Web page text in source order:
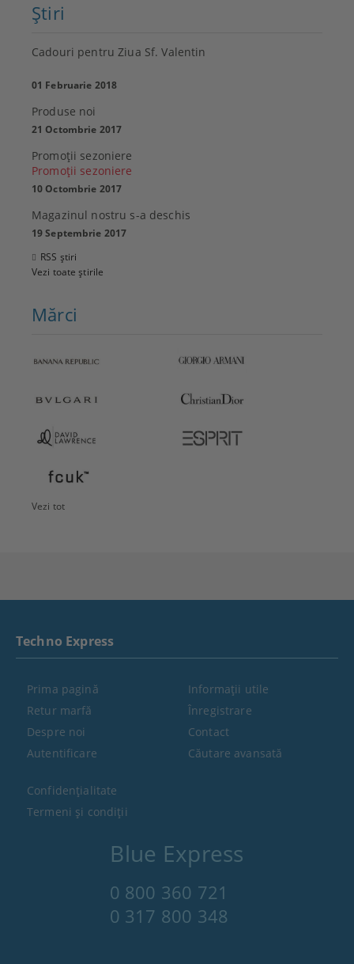
Ştiri
Cadouri pentru Ziua Sf. Valentin
01 Februarie 2018
Produse noi
21 Octombrie 2017
Promoţii sezoniere
Promoţii sezoniere
10 Octombrie 2017
Magazinul nostru s-a deschis
19 Septembrie 2017
RSS știri
Vezi toate știrile
Mărci
Vezi tot
Blue Express
0 800 360 721
0 317 800 348
Techno Express
Prima pagină
Retur marfă
Despre noi
Autentificare
Informaţii utile
Înregistrare
Contact
Căutare avansată
Confidenţialitate
Termeni şi condiţii